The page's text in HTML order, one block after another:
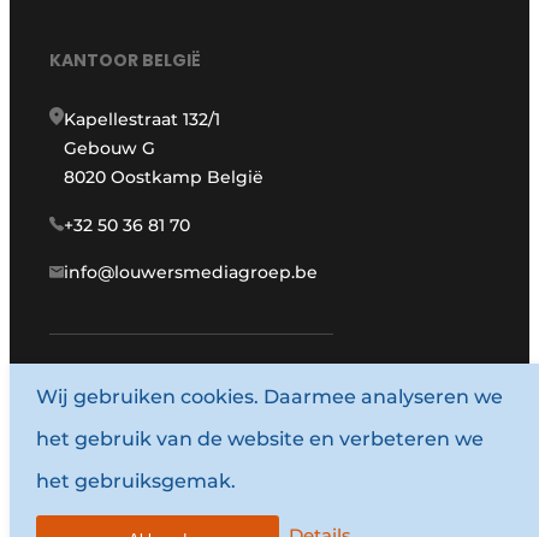
KANTOOR BELGIË
Kapellestraat 132/1
Gebouw G
8020 Oostkamp België
+32 50 36 81 70
info@louwersmediagroep.be
www.louwersmediagroep.com
© 1987 - 2026 Louwersmediagroep.
Algemene voorwaarden
Wij gebruiken cookies. Daarmee analyseren we
het gebruik van de website en verbeteren we
het gebruiksgemak.